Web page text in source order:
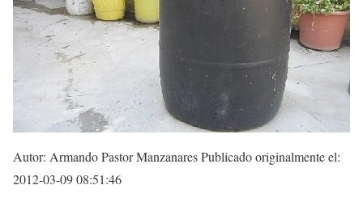
Autor: Armando Pastor Manzanares Publicado originalmente el:
2012-03-09 08:51:46